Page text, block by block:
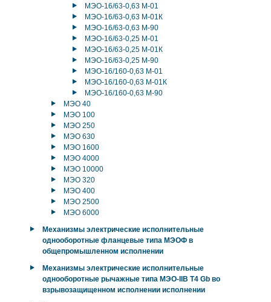
МЭО-16/63-0,63 М-01
МЭО-16/63-0,63 М-01К
МЭО-16/63-0,63 М-90
МЭО-16/63-0,25 М-01
МЭО-16/63-0,25 М-01К
МЭО-16/63-0,25 М-90
МЭО-16/160-0,63 М-01
МЭО-16/160-0,63 М-01К
МЭО-16/160-0,63 М-90
МЭО 40
МЭО 100
МЭО 250
МЭО 630
МЭО 1600
МЭО 4000
МЭО 10000
МЭО 320
МЭО 400
МЭО 2500
МЭО 6000
Механизмы электрические исполнительные
однооборотные фланцевые типа МЭОФ в
общепромышленном исполнении
Механизмы электрические исполнительные
однооборотные рычажные типа МЭО-IIB T4 Gb во
взрывозащищенном исполнении исполнении